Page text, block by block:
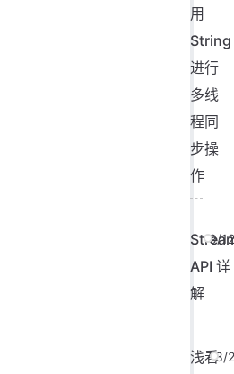
用
String
进行
多线
程同
步操
作
9/
API 详
解
8/
浅看